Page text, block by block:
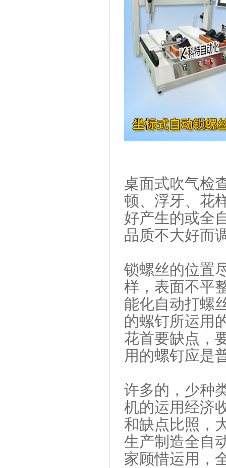
桌面式吹气检
顿、浮牙、花
好产生的或全
品质不大好而
锁螺丝的位置
样，表面不平
能化自动打螺
的螺钉所运用
花首要缺点，
用的螺钉应是
许多的，少种
机的运用经济
和缺点比照，
生产制造全自
家顾惜运用，